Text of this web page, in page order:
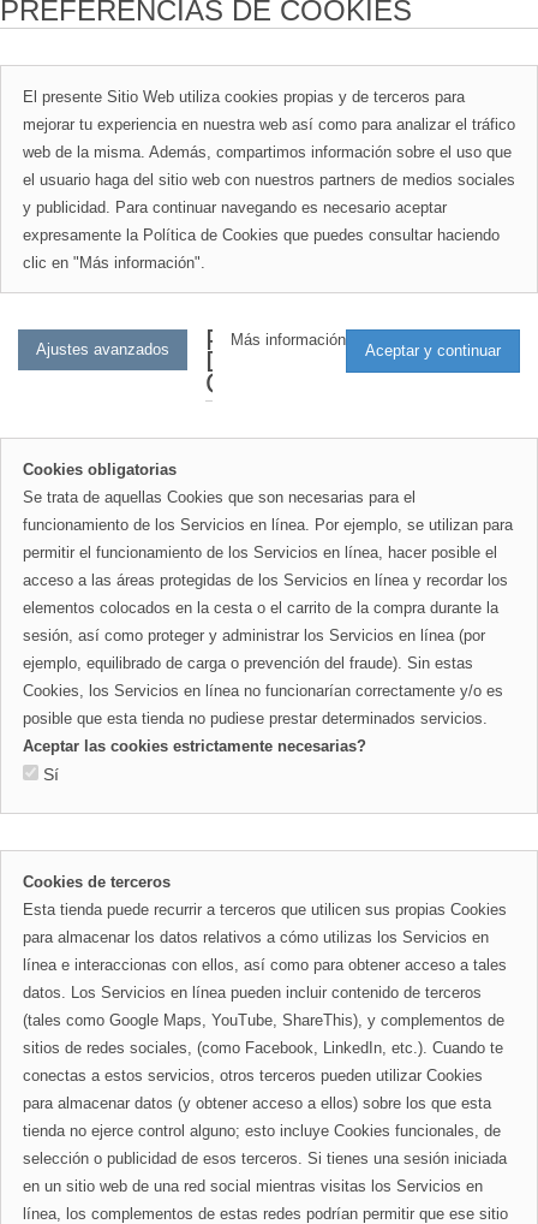
PREFERENCIAS DE COOKIES
El presente Sitio Web utiliza cookies propias y de terceros para
mejorar tu experiencia en nuestra web así como para analizar el tráfico
web de la misma. Además, compartimos información sobre el uso que
el usuario haga del sitio web con nuestros partners de medios sociales
y publicidad. Para continuar navegando es necesario aceptar
expresamente la Política de Cookies que puedes consultar haciendo
clic en "Más información".
Más información
PREFERENCIAS
DE
COOKIES
Cookies obligatorias
Se trata de aquellas Cookies que son necesarias para el
funcionamiento de los Servicios en línea. Por ejemplo, se utilizan para
permitir el funcionamiento de los Servicios en línea, hacer posible el
acceso a las áreas protegidas de los Servicios en línea y recordar los
elementos colocados en la cesta o el carrito de la compra durante la
sesión, así como proteger y administrar los Servicios en línea (por
ejemplo, equilibrado de carga o prevención del fraude). Sin estas
Cookies, los Servicios en línea no funcionarían correctamente y/o es
posible que esta tienda no pudiese prestar determinados servicios.
Aceptar las cookies estrictamente necesarias?
Sí
Cookies de terceros
Esta tienda puede recurrir a terceros que utilicen sus propias Cookies
para almacenar los datos relativos a cómo utilizas los Servicios en
línea e interaccionas con ellos, así como para obtener acceso a tales
datos. Los Servicios en línea pueden incluir contenido de terceros
(tales como Google Maps, YouTube, ShareThis), y complementos de
sitios de redes sociales, (como Facebook, LinkedIn, etc.). Cuando te
conectas a estos servicios, otros terceros pueden utilizar Cookies
para almacenar datos (y obtener acceso a ellos) sobre los que esta
tienda no ejerce control alguno; esto incluye Cookies funcionales, de
selección o publicidad de esos terceros. Si tienes una sesión iniciada
en un sitio web de una red social mientras visitas los Servicios en
línea, los complementos de estas redes podrían permitir que ese sitio